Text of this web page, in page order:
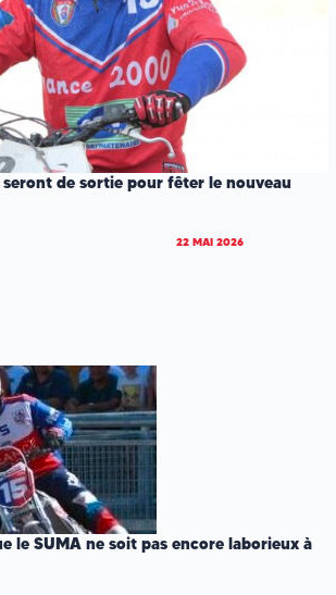
de sortie pour fêter le nouveau
22 MAI 2026
le SUMA ne soit pas encore laborieux à